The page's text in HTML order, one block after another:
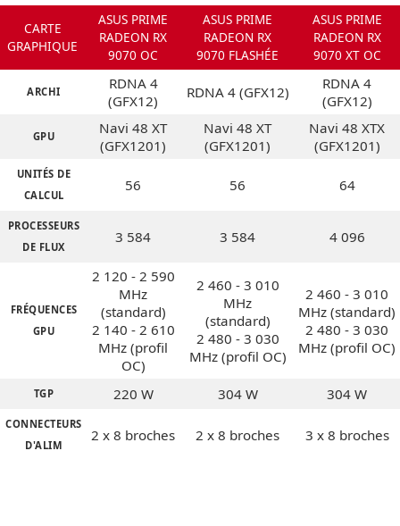
CARTE
GRAPHIQUE
ASUS PRIME
RADEON RX
9070 OC
ASUS PRIME
RADEON RX
9070 FLASHÉE
ASUS PRIME
RADEON RX
9070 XT OC
ARCHI
RDNA 4
(GFX12)
RDNA 4 (GFX12)
RDNA 4
(GFX12)
GPU
Navi 48 XT
(GFX1201)
Navi 48 XT
(GFX1201)
Navi 48 XTX
(GFX1201)
UNITÉS DE
CALCUL
56 56 64
PROCESSEURS
DE FLUX
3 584 3 584 4 096
FRÉQUENCES
GPU
2 120 - 2 590
MHz
(standard)
2 140 - 2 610
MHz (profil
OC)
2 460 - 3 010
MHz
(standard)
2 480 - 3 030
MHz (profil OC)
2 460 - 3 010
MHz (standard)
2 480 - 3 030
MHz (profil OC)
TGP 220 W 304 W 304 W
CONNECTEURS
D'ALIM
2 x 8 broches 2 x 8 broches 3 x 8 broches